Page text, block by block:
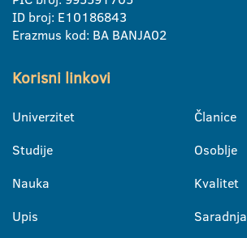
ID broj: E10186843
Erazmus kod: BA BANJA02
Korisni linkovi
Univerzitet
Studije
Nauka
Upis
Članice
Osoblje
Kvalitet
Saradnja